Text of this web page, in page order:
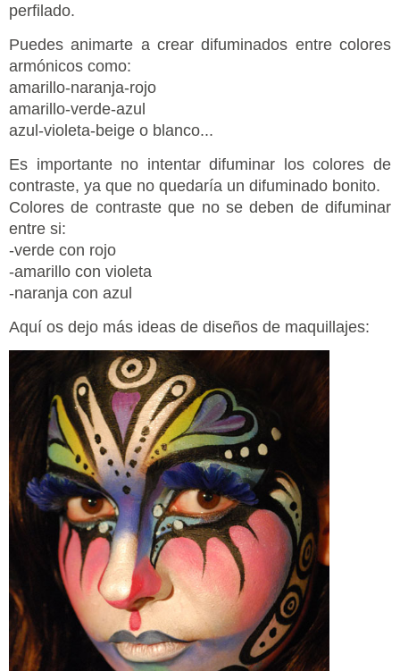
perfilado.
Puedes animarte a crear difuminados entre colores
armónicos como:
amarillo-naranja-rojo
amarillo-verde-azul
azul-violeta-beige o blanco...
Es importante no intentar difuminar los colores de
contraste, ya que no quedaría un difuminado bonito.
Colores de contraste que no se deben de difuminar
entre si:
-verde con rojo
-amarillo con violeta
-naranja con azul
Aquí os dejo más ideas de diseños de maquillajes: